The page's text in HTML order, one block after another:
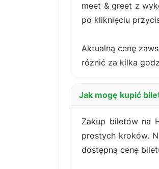
meet & greet z
po kliknięciu
Aktualną cenę
różnić za kilka
Jak mogę kupić
Zakup biletów na
prostych kroków.
dostępną cenę